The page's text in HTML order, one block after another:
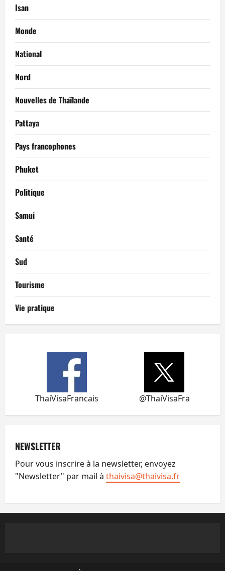
Isan
Monde
National
Nord
Nouvelles de Thaïlande
Pattaya
Pays francophones
Phuket
Politique
Samui
Santé
Sud
Tourisme
Vie pratique
ThaiVisaFrancais @ThaiVisaFra
NEWSLETTER
Pour vous inscrire à la newsletter, envoyez
"Newsletter" par mail à thaivisa@thaivisa.fr